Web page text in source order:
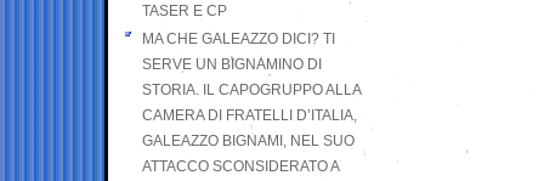
TASER E CP
MA CHE GALEAZZO DICI? TI
SERVE UN BIGNAMINO DI
STORIA. IL CAPOGRUPPO ALLA
CAMERA DI FRATELLI D’ITALIA,
GALEAZZO BIGNAMI, NEL SUO
ATTACCO SCONSIDERATO A